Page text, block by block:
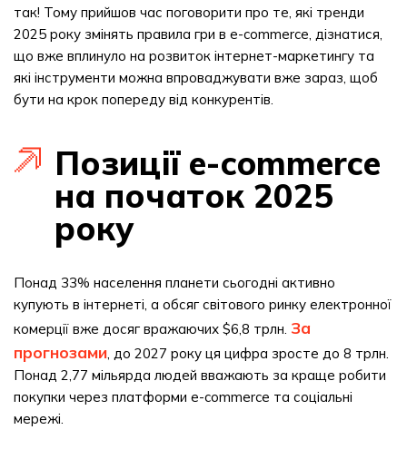
так! Тому прийшов час поговорити про те, які тренди
2025 року змінять правила гри в e-commerce, дізнатися,
що вже вплинуло на розвиток інтернет-маркетингу та
які інструменти можна впроваджувати вже зараз, щоб
бути на крок попереду від конкурентів.
Позиції e-сommerce
на початок 2025
року
Понад 33% населення планети сьогодні активно
купують в інтернеті, а обсяг світового ринку електронної
комерції вже досяг вражаючих $6,8 трлн. За
прогнозами, до 2027 року ця цифра зросте до 8 трлн.
Понад 2,77 мільярда людей вважають за краще робити
покупки через платформи e-commerce та соціальні
мережі.